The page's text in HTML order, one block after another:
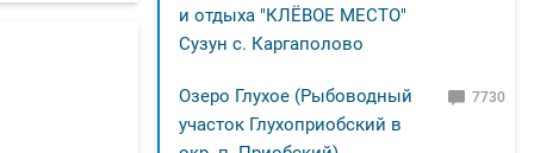
и отдыха "КЛЁВОЕ МЕСТО"
Сузун с. Каргаполово
Озеро Глухое (Рыбоводный
участок Глухоприобский в
7730